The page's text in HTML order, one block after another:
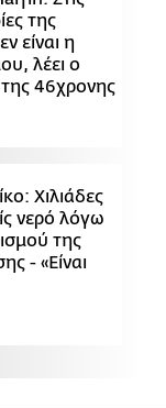
της
είναι η
λέει ο
46χρονης
Χιλιάδες
νερό λόγω
της
- «Είναι